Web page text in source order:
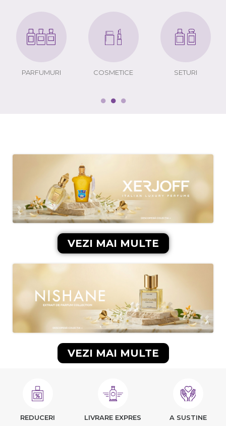
PARFUMURI COSMETICE SETURI
VEZI MAI MULTE
VEZI MAI MULTE
REDUCERI LIVRARE EXPRES A SUSTINE